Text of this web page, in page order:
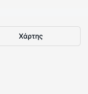
Χάρτης